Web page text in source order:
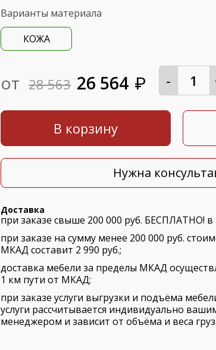
Варианты материала
КОЖА
от 28 563 26 564 ₽ -
В корзину
Нужна
Доставка
при заказе свыше 200 000 руб. БЕСПЛАТНО!
при заказе на сумму менее 200 000 руб.
МКАД составит 2 990 руб.;
доставка мебели за пределы МКАД
1 км пути от МКАД;
при заказе услуги выгрузки и подъёма
услуги рассчитывается индивидуально
менеджером и зависит от объёма и веса